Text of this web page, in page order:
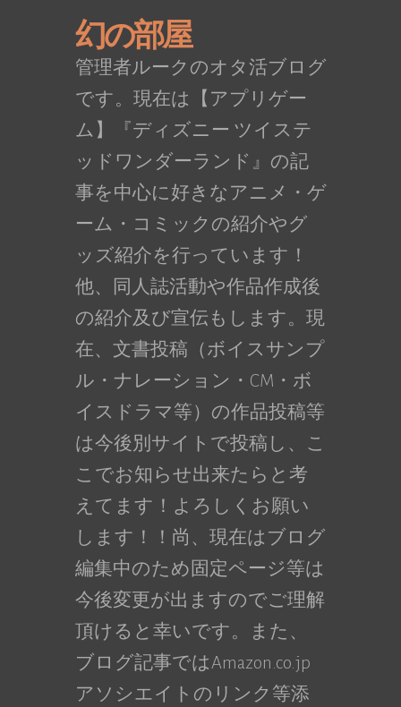
幻の部屋
管理者ルークのオタ活ブログ
です。現在は【アプリゲー
ム】『ディズニー ツイステ
ッドワンダーランド』の記
事を中心に好きなアニメ・ゲ
ーム・コミックの紹介やグ
ッズ紹介を行っています！
他、同人誌活動や作品作成後
の紹介及び宣伝もします。現
在、文書投稿（ボイスサンプ
ル・ナレーション・CM・ボ
イスドラマ等）の作品投稿等
は今後別サイトで投稿し、こ
こでお知らせ出来たらと考
えてます！よろしくお願い
します！！尚、現在はブログ
編集中のため固定ページ等は
今後変更が出ますのでご理解
頂けると幸いです。また、
ブログ記事ではAmazon.co.jp
アソシエイトのリンク等添